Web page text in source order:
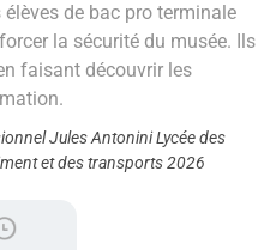
de bac pro terminale
la sécurité du musée. Ils
faisant découvrir les
Jules Antonini Lycée des
et des transports 2026